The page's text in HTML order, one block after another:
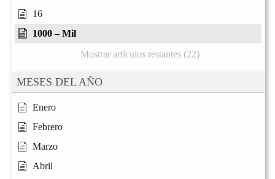
16
1000 – Mil
Mostrar artículos restantes (22)
MESES DEL AÑO
Enero
Febrero
Marzo
Abril